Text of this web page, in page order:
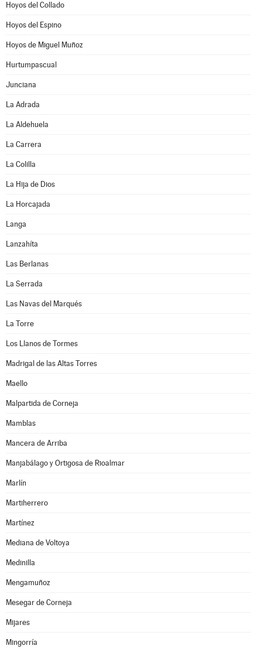
Hoyos del Collado
Hoyos del Espino
Hoyos de Miguel Muñoz
Hurtumpascual
Junciana
La Adrada
La Aldehuela
La Carrera
La Colilla
La Hija de Dios
La Horcajada
Langa
Lanzahíta
Las Berlanas
La Serrada
Las Navas del Marqués
La Torre
Los Llanos de Tormes
Madrigal de las Altas Torres
Maello
Malpartida de Corneja
Mamblas
Mancera de Arriba
Manjabálago y Ortigosa de Rioalmar
Marlín
Martiherrero
Martínez
Mediana de Voltoya
Medinilla
Mengamuñoz
Mesegar de Corneja
Mijares
Mingorría